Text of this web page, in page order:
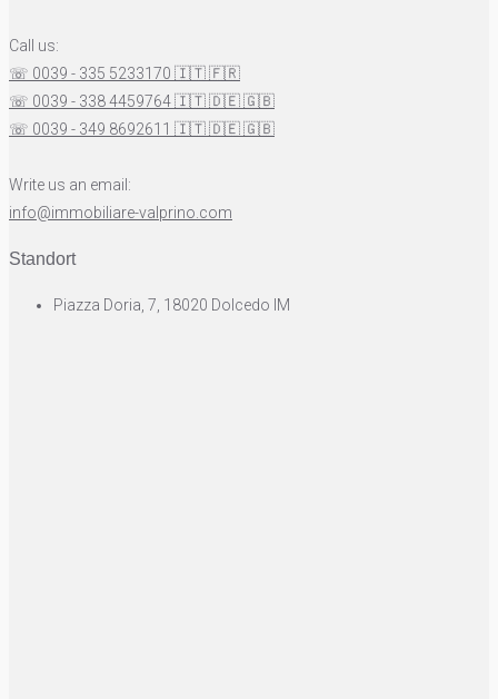
Call us:
☏ 0039 - 335 5233170 🇮🇹🇫🇷
☏ 0039 - 338 4459764🇮🇹🇩🇪🇬🇧
☏ 0039 - 349 8692611 🇮🇹🇩🇪🇬🇧
Write us an email:
info@immobiliare-valprino.com
Standort
Piazza Doria, 7, 18020 Dolcedo IM